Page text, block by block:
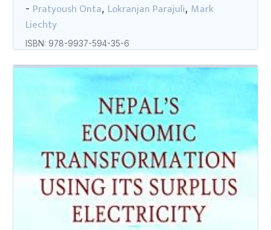
- Pratyoush Onta, Lokranjan Parajuli, Mark
Liechty
ISBN: 978-9937-594-35-6